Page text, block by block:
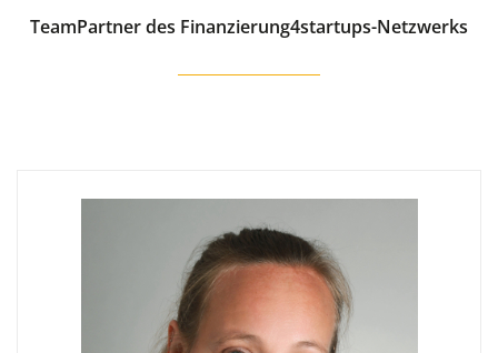
TeamPartner des Finanzierung4startups-Netzwerks